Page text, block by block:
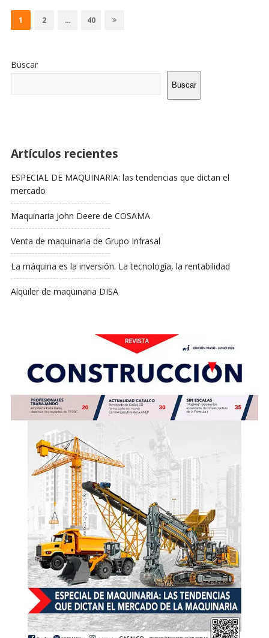
de
entradas
Página
1 Página
2 … Página
40
La
Lateral
Buscar
Buscar
Artículos recientes
ESPECIAL DE MAQUINARIA: las tendencias que dictan el
mercado
Maquinaria John Deere de COSAMA
Venta de maquinaria de Grupo Infrasal
La máquina es la inversión. La tecnología, la rentabilidad
Alquiler de maquinaria DISA